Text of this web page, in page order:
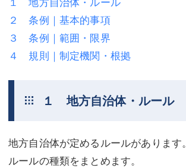
不動産
相続・遺言
企業法務
刑事弁護
相続・遺言
離婚（夫婦間トラブル）
労働問題（解雇，残業等）
交通事故
２ 条例｜基本的事項
３ 条例｜範囲・限界
４ 規則｜制定機関・根拠
１ 地方自治体・ルール
地方自治体が定めるルールがあります。
ルールの種類をまとめます。